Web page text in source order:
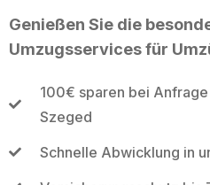
Genießen Sie die
Umzugsservices für
100€ sparen bei
Szeged
Schnelle Abwicklung in